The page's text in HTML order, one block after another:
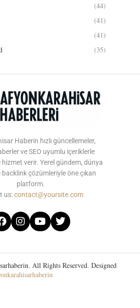
(44)
(41)
(41)
(35)
Haberin hızlı güncellemeler,
ve SEO uyumlu içeriklerle
verir. Yerel gündem, dünya
backlink çözümleriyle öne çıkan
platform.
us:contact@yoursite.com
All Rights Reserved. Designed